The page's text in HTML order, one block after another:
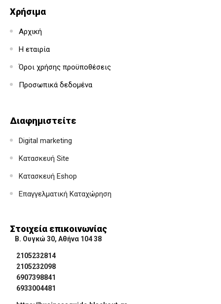
Χρήσιμα
Αρχική
Η εταιρία
Όροι χρήσης προϋποθέσεις
Προσωπικά δεδομένα
Διαφημιστείτε
Digital marketing
Κατασκευή Site
Κατασκευή Eshop
Επαγγελματική Καταχώρηση
Στοιχεία επικοινωνίας
Β. Ουγκώ 30, Αθήνα 104 38
2105232814
2105232098
6907398841
6933004481